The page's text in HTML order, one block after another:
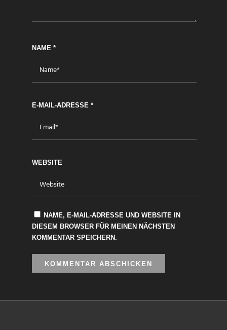
NAME *
E-MAIL-ADRESSE *
WEBSITE
NAME, E-MAIL-ADRESSE UND WEBSITE IN
DIESEM BROWSER FÜR MEINEN NÄCHSTEN
KOMMENTAR SPEICHERN.